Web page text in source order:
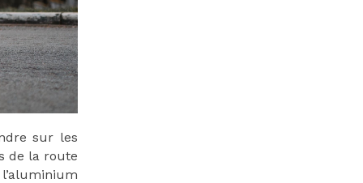
sur les
de la route